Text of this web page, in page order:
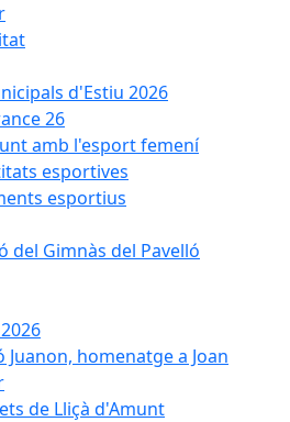
d'Estiu 2026
26
amb l'esport femení
esportives
esportius
del Gimnàs del Pavelló
Juanon, homenatge a Joan
de Lliçà d'Amunt